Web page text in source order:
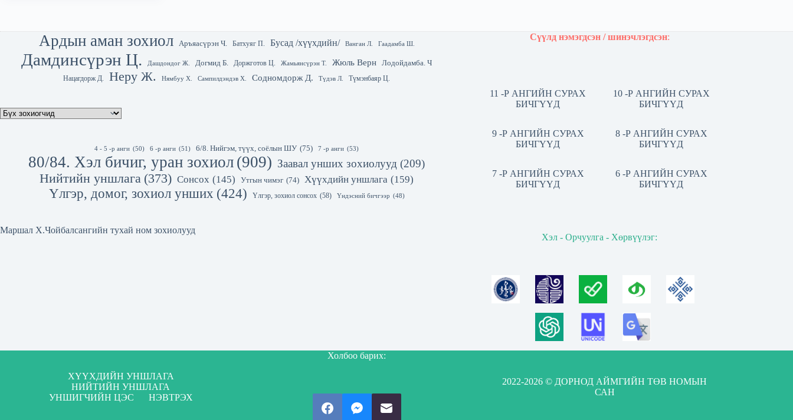
Ардын аман зохиол Аръяасүрэн Ч. Батхуяг П. Бусад /хүүхдийн/ Ванган Л. Гаадамба Ш.
Дамдинсүрэн Ц. Дашдондог Ж. Догмид Б. Доржготов Ц. Жамьянсүрэн Т. Жюль Верн Лодойдамба. Ч
Нацагдорж Д. Неру Ж. Нямбуу Х. Сампилдэндэв Х. Содномдорж Д. Түдэв Л. Түмэнбаяр Ц.
4 - 5 -р анги (50) 6 -р анги (51) 6/8. Нийгэм, түүх, соёлын ШУ (75) 7 -р анги (53)
80/84. Хэл бичиг, уран зохиол (909) Заавал унших зохиолууд (209)
Нийтийн уншлага (373) Сонсох (145) Утгын чимэг (74) Хүүхдийн уншлага (159)
Үлгэр, домог, зохиол унших (424) Үлгэр, зохиол сонсох (58) Үндэсний бичгээр (48)
Маршал Х.Чойбалсангийн тухай ном зохиолууд
Сүүлд нэмэгдсэн / шинэчлэгдсэн:
11 -Р АНГИЙН СУРАХ
БИЧГҮҮД
10 -Р АНГИЙН СУРАХ
БИЧГҮҮД
9 -Р АНГИЙН СУРАХ
БИЧГҮҮД
8 -Р АНГИЙН СУРАХ
БИЧГҮҮД
7 -Р АНГИЙН СУРАХ
БИЧГҮҮД
6 -Р АНГИЙН СУРАХ
БИЧГҮҮД
Хэл - Орчуулга - Хөрвүүлэг:
ХҮҮХДИЙН УНШЛАГА
НИЙТИЙН УНШЛАГА
УНШИГЧИЙН ЦЭС
НЭВТРЭХ
Холбоо барих:
2022-2026 © ДОРНОД АЙМГИЙН ТӨВ НОМЫН
САН